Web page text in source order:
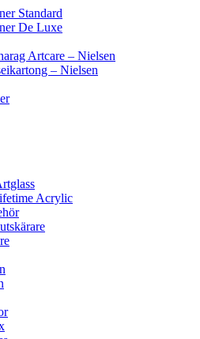
Standard
De Luxe
Artcare – Nielsen
– Nielsen
Acrylic